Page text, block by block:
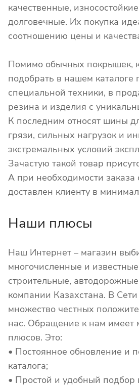
качественные,
долговечные. Их покупка
соотношению цены и
Помимо обычных покрышек,
подобрать в нашем
специальной техники, в
резина и изделия с
К последним относят шины
грязи, сильных нагрузок и
экстремальных условий
Зачастую такой товар
А при необходимости заказа
доставлен клиенту в
Наши плюсы
Наш Интернет – магазин
многочисленные и
строительные,
компании Казахстана. В Сети
множество честных
нас. Обращение к нам имеет
плюсов. Это:
• Постоянное обновление и
каталога;
• Простой и удобный подбор